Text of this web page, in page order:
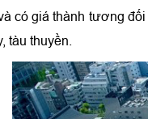
có giá thành tương
tàu thuyền.